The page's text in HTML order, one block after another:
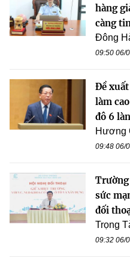
hàng
càng
Đông
09:50 06/
Đề
làm
đô 6
Hương
09:48 06/
sức
đối
Trọng
09:32 06/